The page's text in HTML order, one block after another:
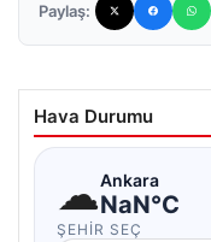
Paylaş:
Hava Durumu
☁Ankara
NaN°C
ŞEHIR SEÇ